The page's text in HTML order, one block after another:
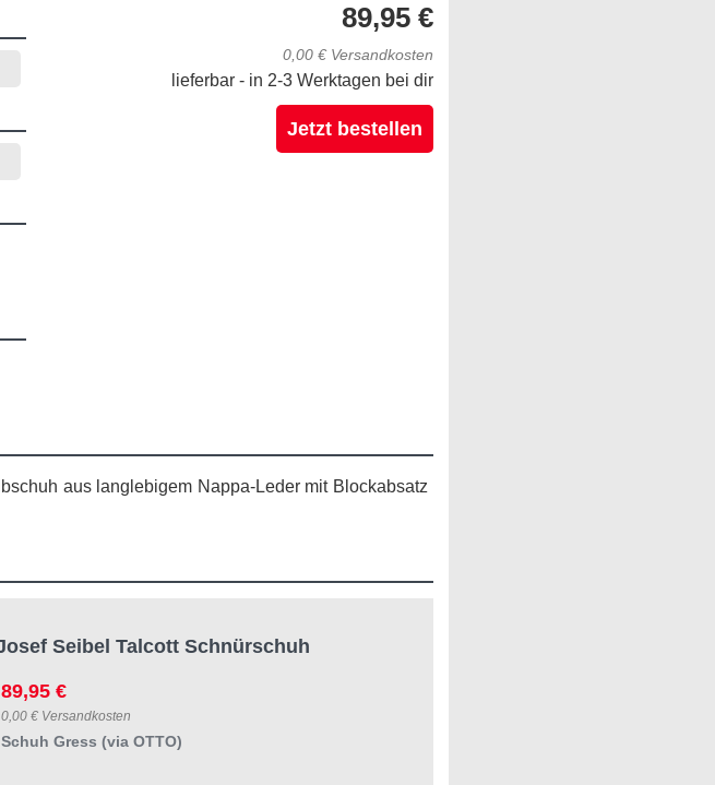
89,95 €
0,00 € Versandkosten
lieferbar - in 2-3 Werktagen bei dir
Jetzt bestellen
aus langlebigem Nappa-Leder mit Blockabsatz
Seibel Talcott Schnürschuh
89,95 €
0,00 € Versandkosten
Schuh Gress (via OTTO)